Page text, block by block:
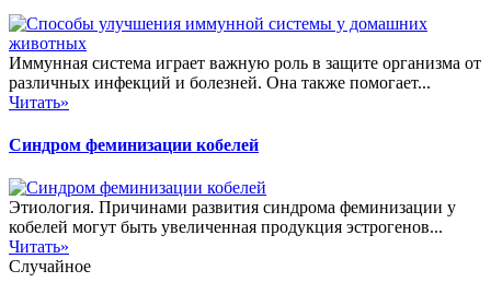
Иммунная система играет важную роль в защите организма от
различных инфекций и болезней. Она также помогает...
Читать»
Синдром феминизации кобелей
Этиология. Причинами развития синдрома феминизации у
кобелей могут быть увеличенная продукция эстрогенов...
Читать»
Случайное